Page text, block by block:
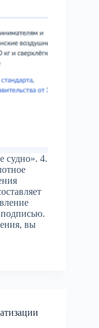
судно». 4.
подписью.
вы